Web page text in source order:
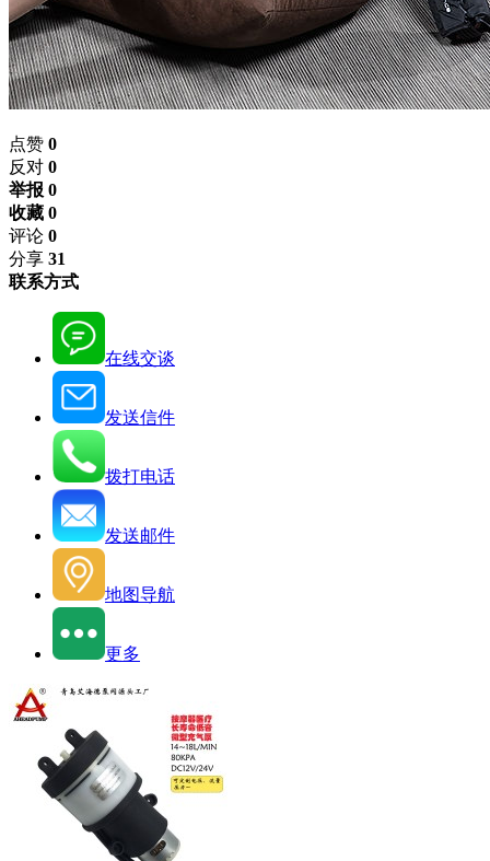
点赞 0
反对 0
举报 0
收藏 0
评论 0
分享 31
联系方式
在线交谈
发送信件
拨打电话
发送邮件
地图导航
更多